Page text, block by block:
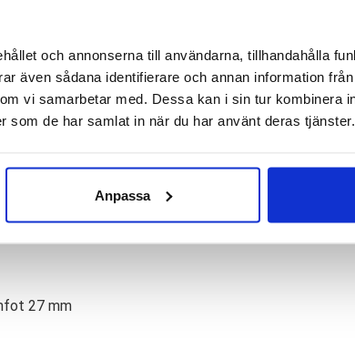
och annonserna till användarna, tillhandahålla
även sådana identifierare och annan information
vi samarbetar med. Dessa kan i sin tur kombinera
som de har samlat in när du har använt deras tjänster.
Anpassa
Saldo weblager. För
bland neutrala löparskor. I Triumph får du
i fötterna eller bara vill ha det mjukt under
den här versionen med en högre mellansula och
men samtidigt ca 30 gram lättare än föregående
27 mm